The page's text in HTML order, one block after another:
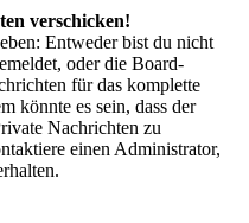
verschicken!
Entweder bist du nicht
oder die Board-
für das komplette
könnte es sein, dass der
Nachrichten zu
einen Administrator,